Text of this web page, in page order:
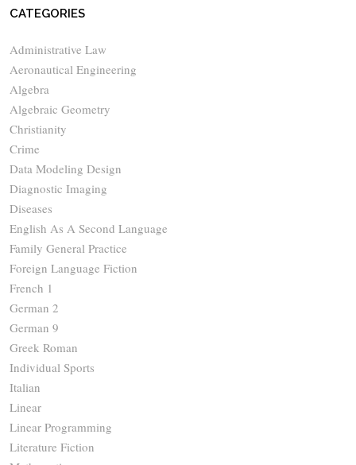
CATEGORIES
Administrative Law
Aeronautical Engineering
Algebra
Algebraic Geometry
Christianity
Crime
Data Modeling Design
Diagnostic Imaging
Diseases
English As A Second Language
Family General Practice
Foreign Language Fiction
French 1
German 2
German 9
Greek Roman
Individual Sports
Italian
Linear
Linear Programming
Literature Fiction